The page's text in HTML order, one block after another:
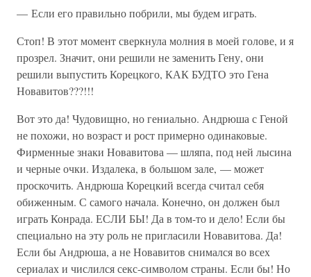
— Если его правильно побрили, мы будем играть.
Стоп! В этот момент сверкнула молния в моей голове, и я
прозрел. Значит, они решили не заменить Гену, они
решили выпустить Корецкого, КАК БУДТО это Гена
Новавитов???!!!
Вот это да! Чудовищно, но гениально. Андрюша с Геной
не похожи, но возраст и рост примерно одинаковые.
Фирменные знаки Новавитова — шляпа, под ней лысина
и черные очки. Издалека, в большом зале, — может
проскочить. Андрюша Корецкий всегда считал себя
обиженным. С самого начала. Конечно, он должен был
играть Конрада. ЕСЛИ БЫ! Да в том-то и дело! Если бы
специально на эту роль не пригласили Новавитова. Да!
Если бы Андрюша, а не Новавитов снимался во всех
сериалах и числился секс-символом страны. Если бы! Но